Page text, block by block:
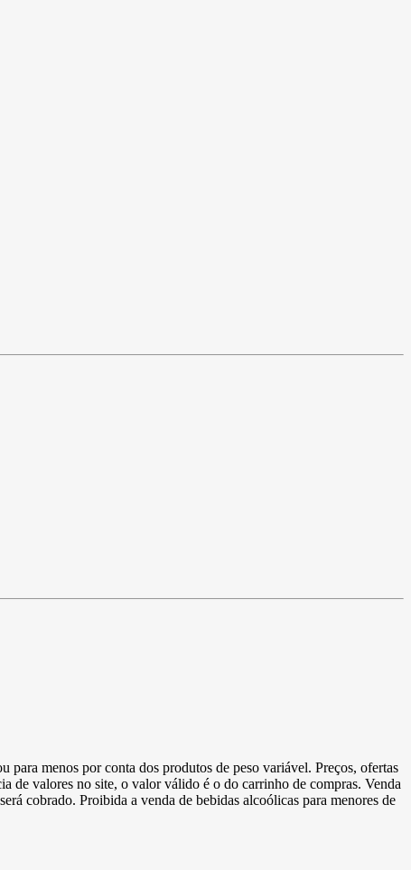
para menos por conta dos produtos de peso variável. Preços, ofertas
de valores no site, o valor válido é o do carrinho de compras. Venda
cobrado. Proibida a venda de bebidas alcoólicas para menores de